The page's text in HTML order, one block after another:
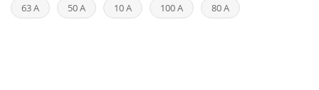
63 A 50 A 10 A 100 A 80 A